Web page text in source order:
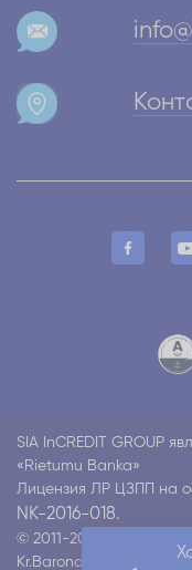
SIA InCREDIT GROUP
«Rietumu Banka»
Лицензия ЛР ЦЗПП на
NK-2016-018.
© 2011-2026 Incredit
Kr.Barona 130 k4, Rīga